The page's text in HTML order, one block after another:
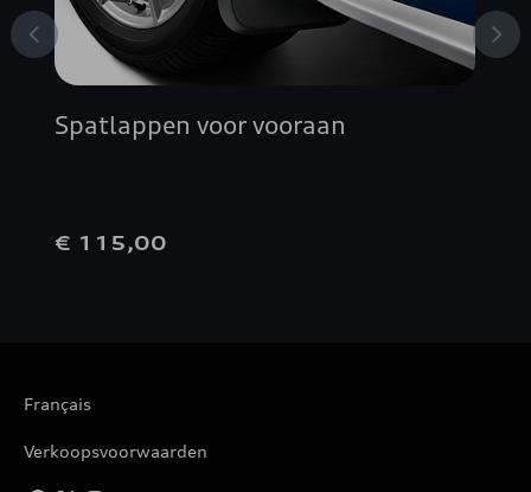
Spatlappen voor vooraan
€ 115,00
Français
Verkoopsvoorwaarden